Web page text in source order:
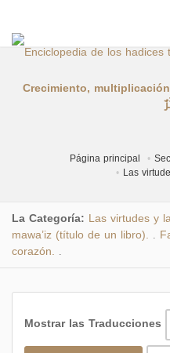
Crecimiento,
Página principal
Las
La Categoría: Las virtudes y
mawa’iz (título de un libro).
corazón.
Mostrar las Traducciones